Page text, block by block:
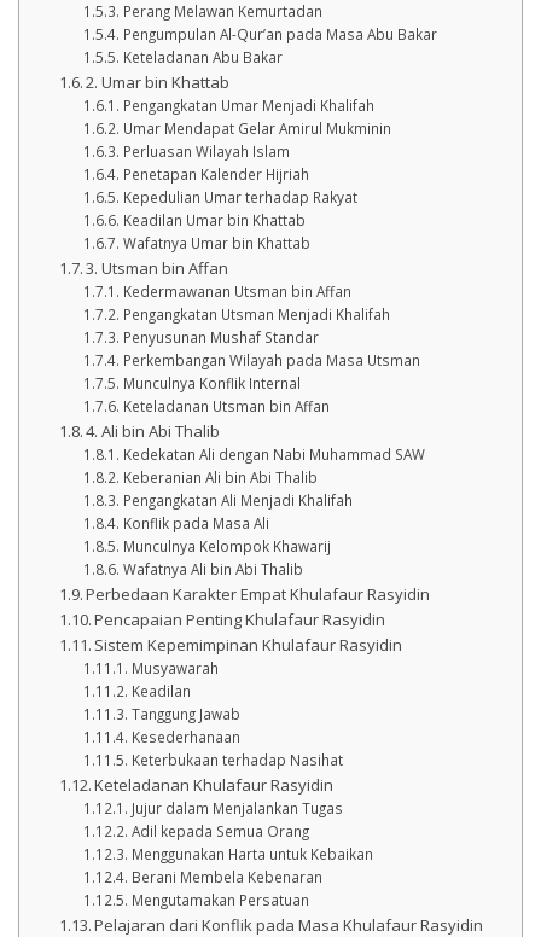
Perang Melawan Kemurtadan
Pengumpulan Al-Qur’an pada Masa Abu Bakar
Keteladanan Abu Bakar
2. Umar bin Khattab
Pengangkatan Umar Menjadi Khalifah
Umar Mendapat Gelar Amirul Mukminin
Perluasan Wilayah Islam
Penetapan Kalender Hijriah
Kepedulian Umar terhadap Rakyat
Keadilan Umar bin Khattab
Wafatnya Umar bin Khattab
3. Utsman bin Affan
Kedermawanan Utsman bin Affan
Pengangkatan Utsman Menjadi Khalifah
Penyusunan Mushaf Standar
Perkembangan Wilayah pada Masa Utsman
Munculnya Konflik Internal
Keteladanan Utsman bin Affan
4. Ali bin Abi Thalib
Kedekatan Ali dengan Nabi Muhammad SAW
Keberanian Ali bin Abi Thalib
Pengangkatan Ali Menjadi Khalifah
Konflik pada Masa Ali
Munculnya Kelompok Khawarij
Wafatnya Ali bin Abi Thalib
Perbedaan Karakter Empat Khulafaur Rasyidin
Pencapaian Penting Khulafaur Rasyidin
Sistem Kepemimpinan Khulafaur Rasyidin
Musyawarah
Keadilan
Tanggung Jawab
Kesederhanaan
Keterbukaan terhadap Nasihat
Keteladanan Khulafaur Rasyidin
Jujur dalam Menjalankan Tugas
Adil kepada Semua Orang
Menggunakan Harta untuk Kebaikan
Berani Membela Kebenaran
Mengutamakan Persatuan
Pelajaran dari Konflik pada Masa Khulafaur Rasyidin